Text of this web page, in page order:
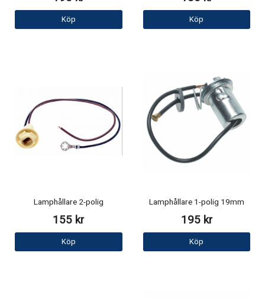
Köp Köp
Lamphållare 2-polig
155 kr
Köp
Lamphållare 1-polig 19mm
195 kr
Köp